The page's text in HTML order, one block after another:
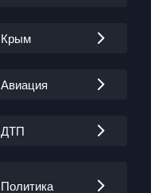
Крым
Авиация
ДТП
Политика